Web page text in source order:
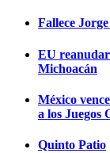
Fallece
EU
Michoacán
México
a los Juegos
Quinto Patio